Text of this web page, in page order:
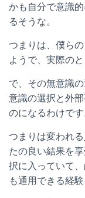
かも自分で意識
るそうな。
つまりは、僕ら
ようで、実際の
で、その無意識
意識の選択と外
のになるわけです
つまりは変われ
たの良い結果を
択に入っていて
も通用できる経